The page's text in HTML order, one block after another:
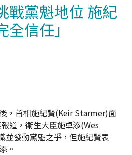
戰黨魁地位 施紀
信任」
，首相施紀賢(Keir Starmer)面
道，衛生大臣施卓添(Wes
發動黨魁之爭，但施紀賢表
。